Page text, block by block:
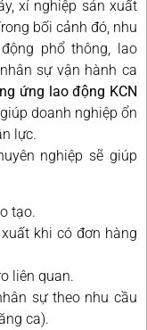
xí nghiệp sản xuất
bối cảnh đó, nhu
phổ thông, lao
sự vận hành ca
ứng lao động KCN
doanh nghiệp ổn
lực.
nghiệp sẽ giúp
tạo.
khi có đơn hàng
liên quan.
sự theo nhu cầu
ca).